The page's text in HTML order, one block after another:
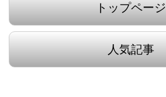
トップページ
人気記事